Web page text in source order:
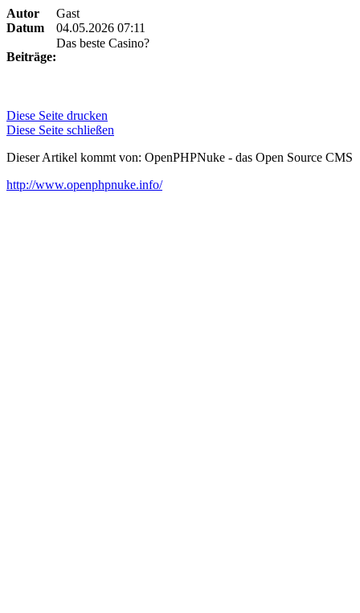
Autor
Gast
Datum
04.05.2026 07:11
Beiträge:
Das beste Casino?
Diese Seite drucken
Diese Seite schließen
Dieser Artikel kommt von: OpenPHPNuke - das Open Source CMS
http://www.openphpnuke.info/